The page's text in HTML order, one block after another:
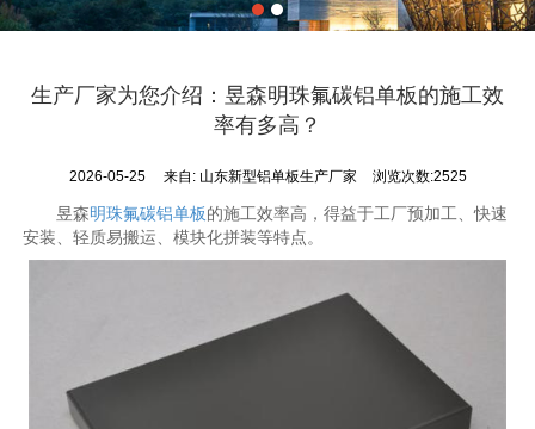
生产厂家为您介绍：昱森明珠氟碳铝单板的施工效
率有多高？
2026-05-25 来自: 山东新型铝单板生产厂家 浏览次数:2525
昱森明珠氟碳铝单板的施工效率高，得益于工厂预加工、快速
安装、轻质易搬运、模块化拼装等特点。